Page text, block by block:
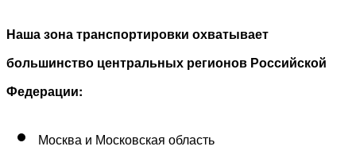
Наша зона транспортировки охватывает
большинство центральных регионов Российской
Федерации:
Москва и Московская область